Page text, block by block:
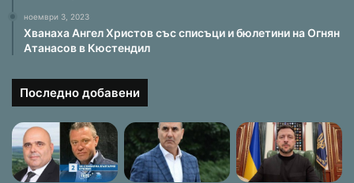
ноември 3, 2023
Хванаха Ангел Христов със списъци и бюлетини на Огнян
Атанасов в Кюстендил
Последно добавени